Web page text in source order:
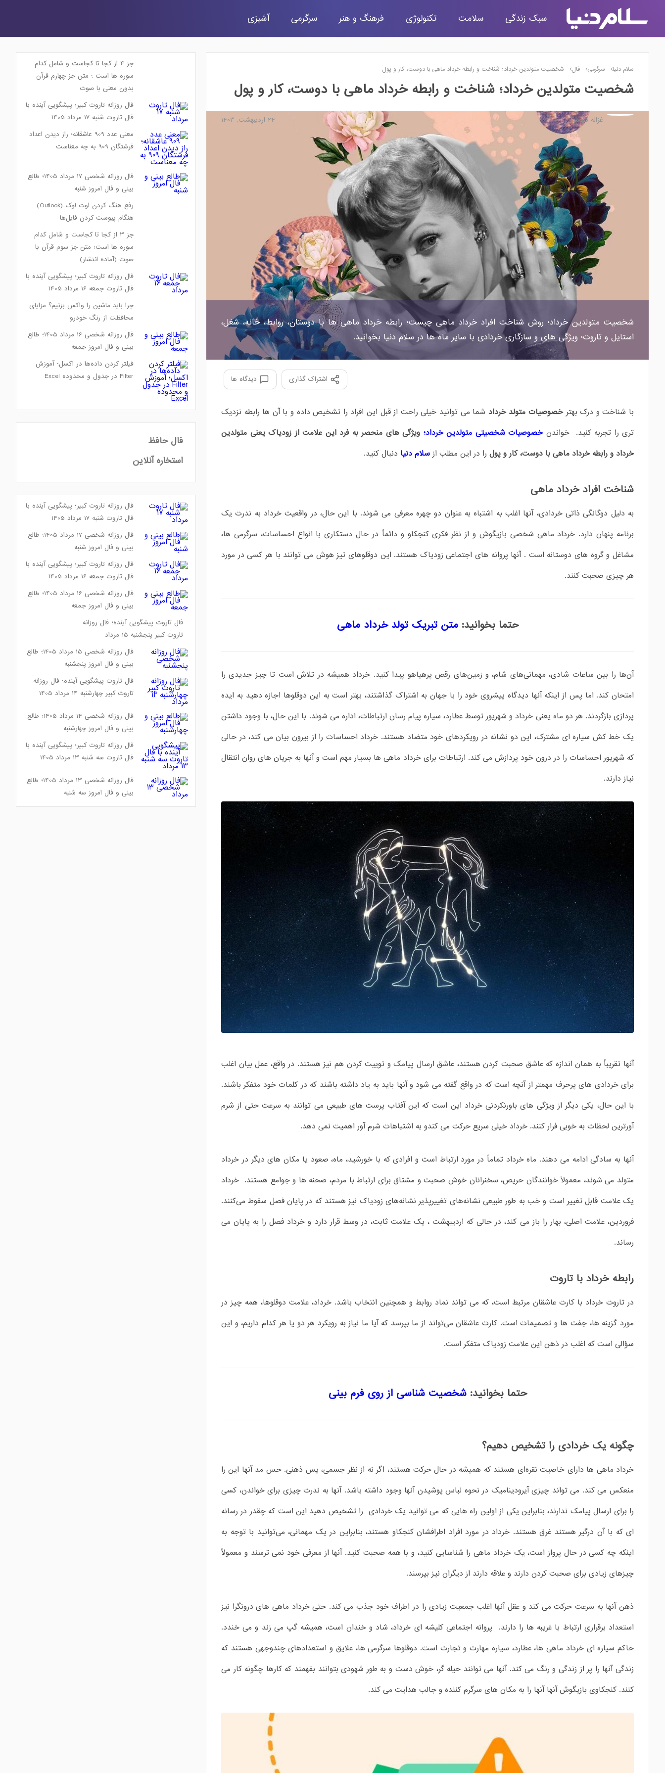
سبک زندگی سلامت تکنولوژی فرهنگ و هنر سرگرمی آشپزی
سلام دنیا سرگرمی فال شخصیت متولدین خرداد؛ شناخت و رابطه خرداد ماهی با دوست، کار و پول
شخصیت متولدین خرداد؛ شناخت و رابطه خرداد ماهی با دوست، کار و پول
غزاله شهسواری 24 اردیبهشت, 1403
شخصیت متولدین خرداد؛ روش شناخت افراد خرداد ماهی چیست؛ رابطه خرداد ماهی ها با دوستان، روابط، خانه، شغل،
استایل و تاروت؛ ویژگی های و سازگاری خردادی با سایر ماه ها در سلام دنیا بخوانید.
اشتراک گذاری دیدگاه ها
با شناخت و درک بهترخصوصیات متولد خرداد شما می توانید خیلی راحت از قبل این افراد را تشخیص داده و با آن ها رابطه نزدیک
تری را تجربه کنید. خواندن خصوصیات شخصیتی متولدین خرداد؛ ویژگی های منحصر به‌ فرد این علامت از زودیاک یعنی متولدین
خرداد و رابطه خرداد ماهی با دوست، کار و پول را در این مطلب از سلام دنیا دنبال کنید.
شناخت افراد خرداد ماهی
به دلیل دوگانگی ذاتی خردادی، آنها اغلب به اشتباه به عنوان دو چهره معرفی می شوند. با این حال، در واقعیت خرداد به ندرت یک
برنامه پنهان دارد. خرداد ماهی شخصی بازیگوش و از نظر فکری کنجکاو و دائماً در حال دستکاری با انواع احساسات، سرگرمی ها،
مشاغل و گروه های دوستانه است . آنها پروانه های اجتماعی زودیاک هستند. این دوقلوهای تیز هوش می توانند با هر کسی در مورد
هر چیزی صحبت کنند.
حتما بخوانید:متن تبریک تولد خرداد ماهی
آن‌ها را بین ساعات شادی، مهمانی‌های شام، و زمین‌های رقص پرهیاهو پیدا کنید. خرداد همیشه در تلاش است تا چیز جدیدی را
امتحان کند. اما پس از اینکه آنها دیدگاه پیشروی خود را با جهان به اشتراک گذاشتند، بهتر است به این دوقلوها اجازه دهید به ایده
پردازی بازگردند. هر دو ماه یعنی خرداد و شهریور توسط عطارد، سیاره پیام رسان ارتباطات، اداره می شوند. با این حال، با وجود داشتن
یک خط کش سیاره ای مشترک، این دو نشانه در رویکردهای خود متضاد هستند. خرداد احساسات را از بیرون بیان می کند، در حالی
که شهریور احساسات را در درون خود پردازش می کند. ارتباطات برای خرداد ماهی ها بسیار مهم است و آنها به جریان های روان انتقال
نیاز دارند.
آنها تقریباً به همان اندازه که عاشق صحبت کردن هستند، عاشق ارسال پیامک و توییت کردن هم نیز هستند. در واقع، عمل بیان اغلب
برای خردادی های پرحرف مهمتر از آنچه است که در واقع گفته می شود و آنها باید به یاد داشته باشند که در کلمات خود متفکر باشند.
با این حال، یکی دیگر از ویژگی های باورنکردنی خرداد این است که این آفتاب پرست های طبیعی می توانند به سرعت حتی از شرم
آورترین لحظات به خوبی فرار کنند. خرداد خیلی سریع حرکت می کندو به اشتباهات شرم آور اهمیت نمی دهد.
آنها به سادگی ادامه می دهند. ماه خرداد تماماً در مورد ارتباط است و افرادی که با خورشید، ماه، صعود یا مکان های دیگر در خرداد
متولد می شوند، معمولاً خوانندگان حریص، سخنرانان خوش صحبت و مشتاق برای ارتباط با مردم، صحنه ها و جوامع هستند. خرداد
یک علامت قابل تغییر است و خب به طور طبیعی نشانه‌های تغییرپذیر نشانه‌های زودیاک نیز هستند که در پایان فصل سقوط می‌کنند.
فروردین، علامت اصلی، بهار را باز می کند، در حالی که اردیبهشت ، یک علامت ثابت، در وسط قرار دارد و خرداد فصل را به پایان می
رساند.
رابطه خرداد با تاروت
در تاروت خرداد با کارت عاشقان مرتبط است، که می تواند نماد روابط و همچنین انتخاب باشد. خرداد، علامت دوقلوها، همه چیز در
مورد گزینه ها، جفت ها و تصمیمات است. کارت عاشقان می‌تواند از ما بپرسد که آیا ما نیاز به رویکرد هر دو یا هر کدام داریم، و این
سؤالی است که اغلب در ذهن این علامت زودیاک متفکر است.
حتما بخوانید:شخصیت شناسی از روی فرم بینی
چگونه یک خردادی را تشخیص دهیم؟
خرداد ماهی ها دارای خاصیت نقره‌ای هستند که همیشه در حال حرکت هستند، اگر نه از نظر جسمی، پس ذهنی. حس مد آنها این را
منعکس می کند. می تواند چیزی آیرودینامیک در نحوه لباس پوشیدن آنها وجود داشته باشد. آنها به ندرت چیزی برای خواندن، کسی
را برای ارسال پیامک ندارند، بنابراین یکی از اولین راه هایی که می توانید یک خردادی را تشخیص دهید این است که چقدر در رسانه
ای که با آن درگیر هستند غرق هستند. خرداد در مورد افراد اطرافشان کنجکاو هستند، بنابراین در یک مهمانی، می‌توانید با توجه به
اینکه چه کسی در حال پرواز است، یک خرداد ماهی را شناسایی کنید، و با همه صحبت کنید. آنها از معرفی خود نمی ترسند و معمولاً
چیزهای زیادی برای صحبت کردن دارند و علاقه دارند از دیگران نیز بپرسند.
ذهن آنها به سرعت حرکت می کند و عقل آنها اغلب جمعیت زیادی را در اطراف خود جذب می کند. حتی خرداد ماهی های درونگرا نیز
استعداد برقراری ارتباط با غریبه ها را دارند. پروانه اجتماعی کلیشه ای خرداد، شاد و خندان است، همیشه گپ می زند و می خندد.
حاکم سیاره ای خرداد ماهی ها، عطارد، سیاره مهارت و تجارت است. دوقلوها سرگرمی ها، علایق و استعدادهای چندوجهی هستند که
زندگی آنها را پر از زندگی و رنگ می کند. آنها می توانند حیله گر، خوش دست و به طور شهودی بتوانند بفهمند که کارها چگونه کار می
کنند. کنجکاوی بازیگوش آنها آنها را به مکان های سرگرم کننده و جالب هدایت می کند.
جز 4 از کجا تا کجاست و شامل کدام
سوره ها است ؛ متن جز چهارم قرآن
بدون معنی با صوت
فال روزانه تاروت کبیر؛ پیشگویی آینده با
فال تاروت شنبه 17 مرداد 1405
معنی عدد 909 عاشقانه؛ راز دیدن اعداد
فرشتگان 909 به چه معناست
فال روزانه شخصی 17 مرداد 1405؛ طالع
بینی و فال امروز شنبه
رفع هنگ کردن اوت لوک (Outlook)
هنگام پیوست کردن فایل‌ها
جز 3 از کجا تا کجاست و شامل کدام
سوره ها است؛ متن جز سوم قرآن با
صوت (آماده انتشار)
فال روزانه تاروت کبیر؛ پیشگویی آینده با
فال تاروت جمعه 16 مرداد 1405
چرا باید ماشین را واکس بزنیم؟ مزایای
محافظت از رنگ خودرو
فال روزانه شخصی 16 مرداد 1405؛ طالع
بینی و فال امروز جمعه
فیلتر کردن داده‌ها در اکسل؛ آموزش
Filter در جدول و محدوده Excel
فال حافظ
استخاره آنلاین
فال روزانه تاروت کبیر؛ پیشگویی آینده با
فال تاروت شنبه 17 مرداد 1405
فال روزانه شخصی 17 مرداد 1405؛ طالع
بینی و فال امروز شنبه
فال روزانه تاروت کبیر؛ پیشگویی آینده با
فال تاروت جمعه 16 مرداد 1405
فال روزانه شخصی 16 مرداد 1405؛ طالع
بینی و فال امروز جمعه
فال تاروت پیشگویی آینده؛ فال روزانه
تاروت کبیر پنجشنبه 15 مرداد
فال روزانه شخصی 15 مرداد 1405؛ طالع
بینی و فال امروز پنجشنبه
فال تاروت پیشگویی آینده؛ فال روزانه
تاروت کبیر چهارشنبه 14 مرداد 1405
فال روزانه شخصی 14 مرداد 1405؛ طالع
بینی و فال امروز چهارشنبه
فال روزانه تاروت کبیر؛ پیشگویی آینده با
فال تاروت سه شنبه 13 مرداد 1405
فال روزانه شخصی 13 مرداد 1405؛ طالع
بینی و فال امروز سه شنبه